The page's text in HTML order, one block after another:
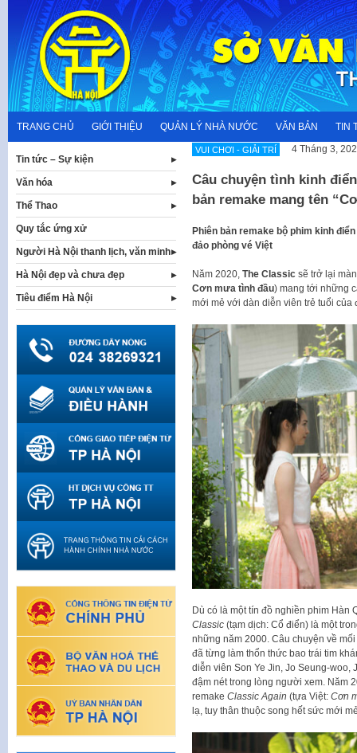
content
TRANG CHỦ GIỚI THIỆU QUẢN LÝ NHÀ NƯỚC VĂN BẢN TIN
VUI CHƠI - GIẢI TRÍ 4 Tháng 3,
Câu chuyện tình kinh
bản remake mang tên
Phiên bản remake bộ phim kinh
đảo phòng vé Việt
Năm 2020, The Classicsẽ trở lại
Cơn mưa tình đầu) mang tới những
mới mẻ với dàn diễn viên trẻ tuổi của
Dù có là một tín đồ nghiền phim Hàn
Classic(tạm dịch: Cổ điển) là một
những năm 2000. Câu chuyện về
đã từng làm thổn thức bao trái tim
diễn viên Son Ye Jin, Jo Seung-woo,
đậm nét trong lòng người xem. Năm
remake Classic Again (tựa Việt: Cơn
lạ, tuy thân thuộc song hết sức mới
Tin tức – Sự kiện
Văn hóa
Thể Thao
Quy tắc ứng xử
Người Hà Nội thanh lịch, văn minh
Hà Nội đẹp và chưa đẹp
Tiêu điểm Hà Nội